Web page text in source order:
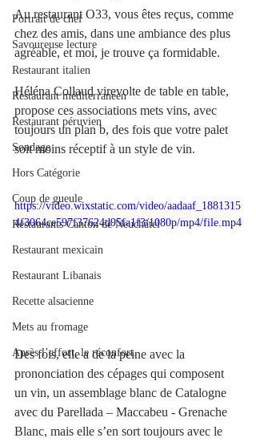
Portrait de chef
Savoureuse lecture
Restaurant italien
Restaurant méditerranéen
Restaurant péruvien
Sondage
Hors Catégorie
Coup de gueule
Restaurants Canton de Neuchâtel
Restaurant mexicain
Restaurant Libanais
Recette alsacienne
Mets au fromage
Après l’effort, le réconfort.
Au restaurant O33, vous êtes reçus, comme
chez des amis, dans une ambiance des plus
agréable, et moi, je trouve ça formidable.
Héléna Collaud virevolte de table en table,
propose ces associations mets vins, avec
toujours un plan b, des fois que votre palet
soit moins réceptif à un style de vin.
https://video.wixstatic.com/video/aadaaf_1881315
4f3064ce597f37624d95fa1f3/1080p/mp4/file.mp4
Des fois, elle a de la peine avec la
prononciation des cépages qui composent
un vin, un assemblage blanc de Catalogne
avec du Parellada – Maccabeu - Grenache
Blanc, mais elle s’en sort toujours avec le